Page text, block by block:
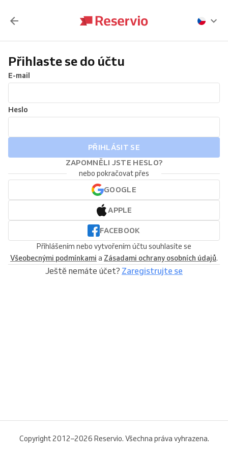
Přihlaste se do účtu
E-mail
Heslo
PŘIHLÁSIT SE
ZAPOMNĚLI JSTE HESLO?
nebo pokračovat přes
GOOGLE
APPLE
FACEBOOK
Přihlášením nebo vytvořením účtu souhlasíte se
Všeobecnými podmínkami a Zásadami ochrany osobních údajů.
Ještě nemáte účet? Zaregistrujte se
Copyright 2012–2026 Reservio. Všechna práva vyhrazena.